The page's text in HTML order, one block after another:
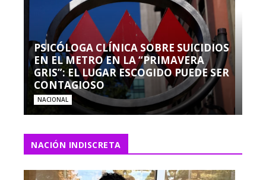
PSICÓLOGA CLÍNICA SOBRE SUICIDIOS
EN EL METRO EN LA “PRIMAVERA
GRIS”: EL LUGAR ESCOGIDO PUEDE SER
CONTAGIOSO
NACIONAL
NACIÓN INDISCRETA